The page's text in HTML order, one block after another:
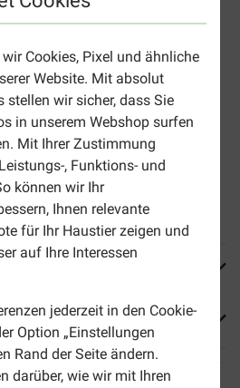
Cookies, Pixel und ähnliche
Website. Mit absolut
stellen wir sicher, dass Sie
in unserem Webshop surfen
Mit Ihrer Zustimmung
, Funktions- und
können wir Ihr
Ihnen relevante
für Ihr Haustier zeigen und
auf Ihre Interessen
jederzeit in den Cookie-
Option „Einstellungen
Rand der Seite ändern.
darüber, wie wir mit Ihren
ist natürlich und
Flüssigkeiten hervorragend und